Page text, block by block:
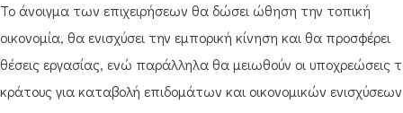
Το άνοιγμα των επιχειρήσεων θα δώσει ώθηση την τοπική
οικονομία, θα ενισχύσει την εμπορική κίνηση και θα προσφέρει
θέσεις εργασίας, ενώ παράλληλα θα μειωθούν οι υποχρεώσεις
κράτους για καταβολή επιδομάτων και οικονομικών